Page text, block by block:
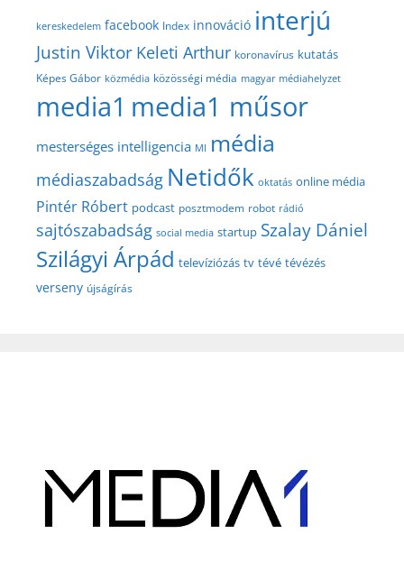
kereskedelem facebook Index innováció interjú
Justin Viktor Keleti Arthur koronavírus kutatás
Képes Gábor közmédia közösségi média magyar médiahelyzet
media1 media1 műsor
mesterséges intelligencia MI média
médiaszabadság Netidők oktatás online média
Pintér Róbert podcast posztmodem robot rádió
sajtószabadság social media startup Szalay Dániel
Szilágyi Árpád televíziózás tv tévé tévézés
verseny újságírás